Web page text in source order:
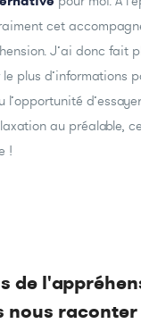
cet
J’ai donc fait
plus d’informations
l’opportunité
au préalable,
!
de
nous raconter